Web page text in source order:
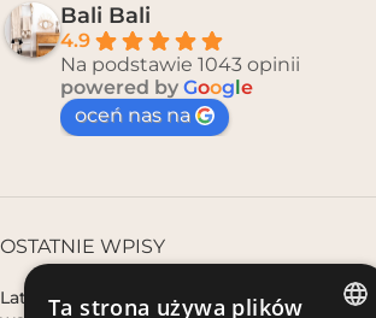
Bali Bali
4.9
Na podstawie 1043 opinii
powered by Google
oceń nas na
OSTATNIE WPISY
Lato boho w domu, gdy nie wyjeżdżasz –
Ta strona używa plików